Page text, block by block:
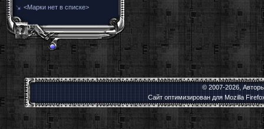
<Марки нет в списке>
© 2007-2026,
Сайт оптимизирован для Mozilla